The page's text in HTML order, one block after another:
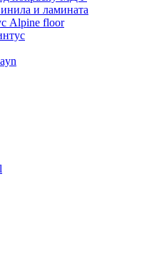
и ламината
Alpine floor